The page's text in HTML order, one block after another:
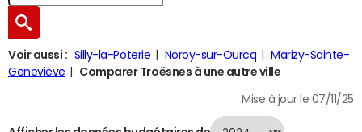
Voir aussi : Silly-la-Poterie Noroy-sur-Ourcq
Marizy-Sainte-
Geneviève
Comparer Troësnes à une autre ville
Mise à jour le 07/11/25